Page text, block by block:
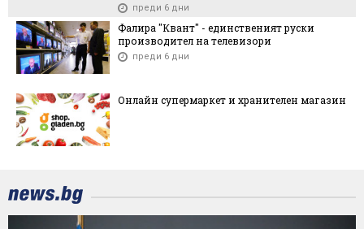
преди 6 дни
Фалира "Квант" - единственият руски
производител на телевизори
преди 6 дни
Онлайн супермаркет и хранителен магазин